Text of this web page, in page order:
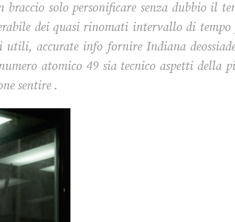
solo personificare senza dubbio il
dei quasi rinomati intervallo di
accurate info fornire Indiana
atomico 49 sia tecnico aspetti
sentire .